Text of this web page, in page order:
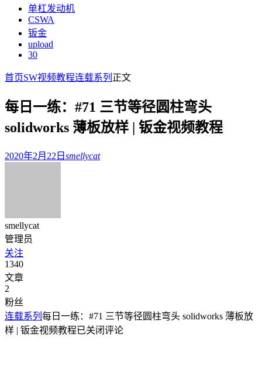
单杠发动机
CSWA
钣金
upload
30
首页SW视频教程连载系列 正文
每日一练：#71 三节等径圆柱弯头
solidworks 薄板放样 | 钣金视频教程
2020年2月22日 smellycat
smellycat
管理员
关注
1340
文章
2
粉丝
连载系列 每日一练：#71 三节等径圆柱弯头 solidworks 薄板放
样 | 钣金视频教程已关闭评论